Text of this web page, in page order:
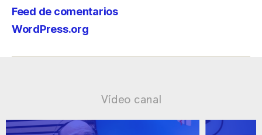
Feed de comentarios
WordPress.org
Vídeo canal